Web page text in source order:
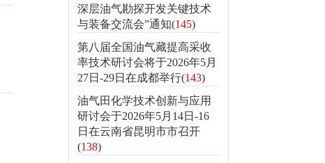
深层油气勘探开发关键技术
与装备交流会”通知(145)
第八届全国油气藏提高采收
率技术研讨会将于2026年5月
27日-29日在成都举行(143)
油气田化学技术创新与应用
研讨会于2026年5月14日-16
日在云南省昆明市市召开
(138)